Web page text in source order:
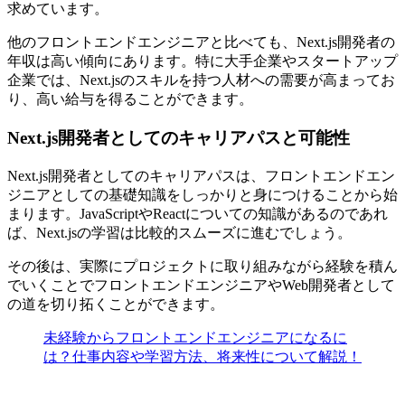
求めています。
他のフロントエンドエンジニアと比べても、Next.js開発者の
年収は高い傾向にあります。特に大手企業やスタートアップ
企業では、Next.jsのスキルを持つ人材への需要が高まってお
り、高い給与を得ることができます。
Next.js開発者としてのキャリアパスと可能性
Next.js開発者としてのキャリアパスは、フロントエンドエン
ジニアとしての基礎知識をしっかりと身につけることから始
まります。JavaScriptやReactについての知識があるのであれ
ば、Next.jsの学習は比較的スムーズに進むでしょう。
その後は、実際にプロジェクトに取り組みながら経験を積ん
でいくことでフロントエンドエンジニアやWeb開発者として
の道を切り拓くことができます。
未経験からフロントエンドエンジニアになるに
は？仕事内容や学習方法、将来性について解説！